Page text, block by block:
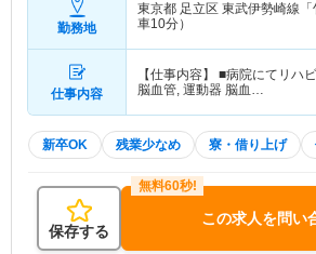
勤務地
東京都 足立区 東武伊勢崎線「
車10分）
仕事内容
【仕事内容】 ■病院にてリハビリ業務 【
脳血管, 運動器 脳血…
新卒OK 残業少なめ 寮・借り上げ
保存する
この求人を問い